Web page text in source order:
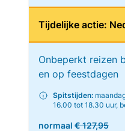
Tijdelijke actie:
Onbeperkt reizen
en op feestdagen
Spitstijden:
16.00 tot 18.30 uur,
normaal € 127,95